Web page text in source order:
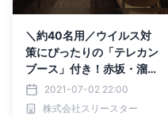
＼約40名用／ウイルス対
策にぴったりの「テレカン
ブース」付き！赤坂・溜池
山王エリアのおしゃれオフ
ィス空間のご紹介です
2021-07-02 22:00
株式会社スリースター